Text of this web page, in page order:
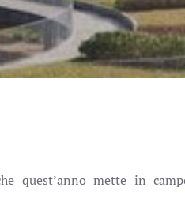
quest’anno mette in